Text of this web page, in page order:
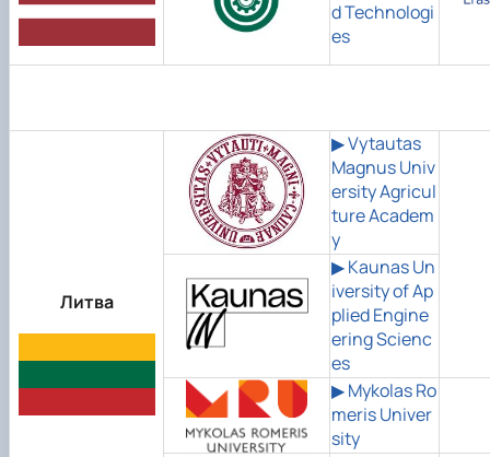
d Technologi
es
Литва
▶ Vytautas
Magnus Univ
ersity Agricul
ture Academ
y
▶ Kaunas Un
iversity of Ap
plied Engine
ering Scienc
es
▶Mykolas Ro
meris Univer
sity